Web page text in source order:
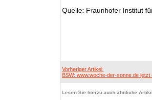
Quelle: Fraunhofer Institut
Vorheriger Artikel:
BSW: www.woche-der-sonne.de jetzt
Lesen Sie hierzu auch ähnliche